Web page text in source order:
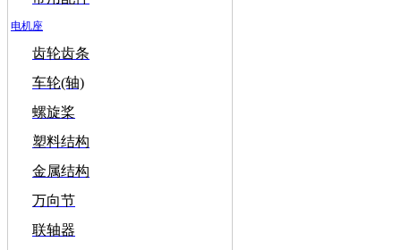
电机座
齿轮齿条
车轮(轴)
螺旋桨
塑料结构
金属结构
万向节
联轴器